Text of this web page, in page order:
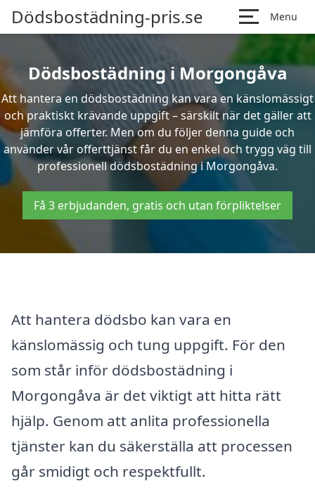
Dödsbostädning-pris.se Menu
Dödsbostädning i Morgongåva
Att hantera en dödsbostädning kan vara en känslomässigt
och praktiskt krävande uppgift – särskilt när det gäller att
jämföra offerter. Men om du följer denna guide och
använder vår offerttjänst får du en enkel och trygg väg till
professionell dödsbostädning i Morgongåva.
Få 3 erbjudanden, gratis och utan förpliktelser
Att hantera dödsbo kan vara en
känslomässig och tung uppgift. För den
som står inför dödsbostädning i
Morgongåva är det viktigt att hitta rätt
hjälp. Genom att anlita professionella
tjänster kan du säkerställa att processen
går smidigt och respektfullt.